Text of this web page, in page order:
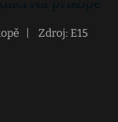
Zdroj: E15